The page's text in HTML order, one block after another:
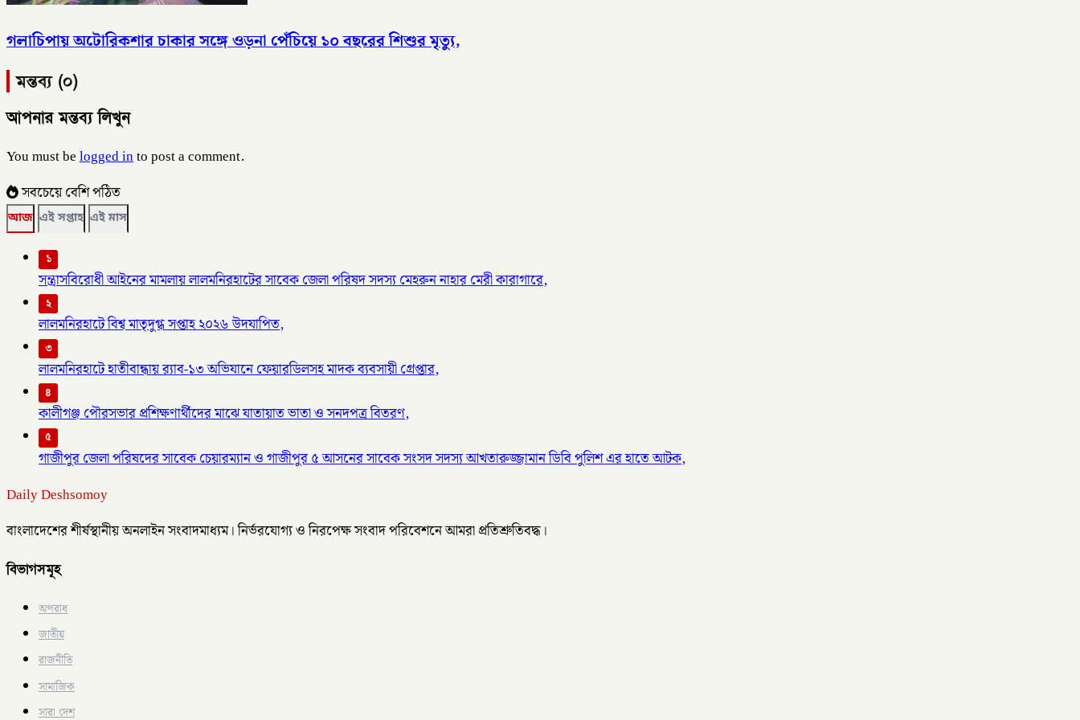
গলাচিপায় অটোরিকশার চাকার সঙ্গে ওড়না পেঁচিয়ে ১০ বছরের শিশুর মৃত্যু,
মন্তব্য (০)
আপনার মন্তব্য লিখুন
You must belogged into post a comment.
সবচেয়ে বেশি পঠিত
আজ এই সপ্তাহ এই মাস
১
সন্ত্রাসবিরোধী আইনের মামলায় লালমনিরহাটের সাবেক জেলা পরিষদ সদস্য মেহরুন নাহার মেরী কারাগারে,
২
লালমনিরহাটে বিশ্ব মাতৃদুগ্ধ সপ্তাহ ২০২৬ উদযাপিত,
৩
লালমনিরহাটে হাতীবান্ধায় র‌্যাব-১৩ অভিযানে ফেয়ারডিলসহ মাদক ব্যবসায়ী গ্রেপ্তার,
৪
কালীগঞ্জ পৌরসভার প্রশিক্ষণার্থীদের মাঝে যাতায়াত ভাতা ও সনদপত্র বিতরণ,
৫
গাজীপুর জেলা পরিষদের সাবেক চেয়ারম্যান ও গাজীপুর ৫ আসনের সাবেক সংসদ সদস্য আখতারুজ্জামান ডিবি পুলিশ এর হাতে আটক,
Daily Deshsomoy
বাংলাদেশের শীর্ষস্থানীয় অনলাইন সংবাদমাধ্যম। নির্ভরযোগ্য ও নিরপেক্ষ সংবাদ পরিবেশনে আমরা প্রতিশ্রুতিবদ্ধ।
বিভাগসমূহ
অপরাধ
জাতীয়
রাজনীতি
সামাজিক
সারা দেশ